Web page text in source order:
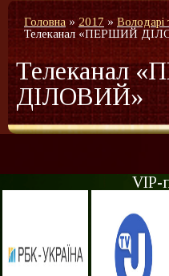
Головна»2017»
Телеканал «ПЕРШИЙ
Телеканал
ДІЛОВИЙ»
VIP-